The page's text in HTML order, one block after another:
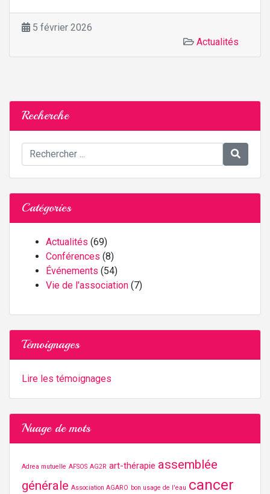
5 février 2026
Actualités
Recherche
Catégories
Actualités (69)
Conférences (8)
Événements (54)
Vie de l'association (7)
Témoignages
Lire les témoignages
Nuage de mots
Adrea mutuelle AFSOS AG2R art-thérapie assemblée
générale Association AGARO bon usage de l'eau cancer